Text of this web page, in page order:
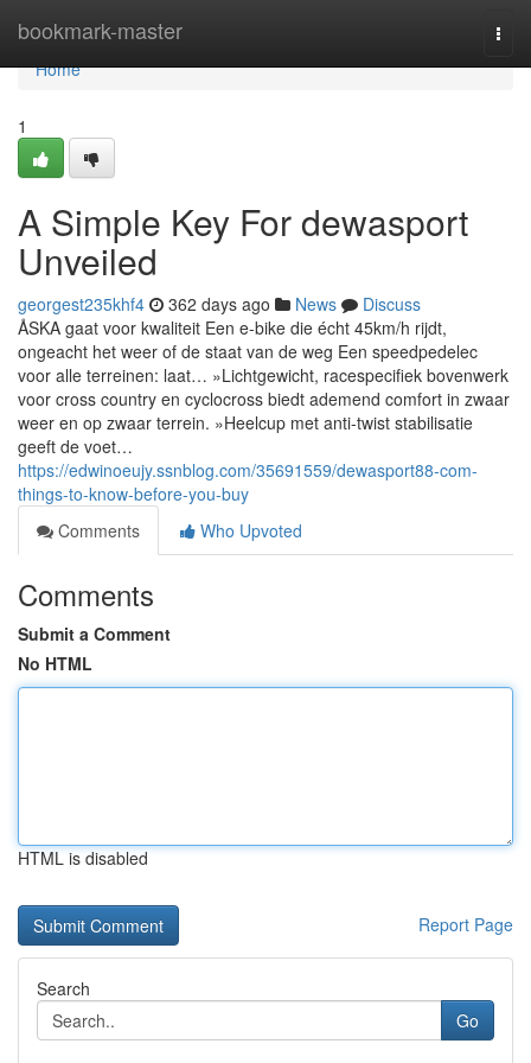
bookmark-master
Home
Home
1
A Simple Key For dewasport
Unveiled
georgest235khf4 362 days ago News
Discuss
ÅSKA gaat voor kwaliteit Een e-bike die écht 45km/h rijdt,
ongeacht het weer of de staat van de weg Een speedpedelec
voor alle terreinen: laat… »Lichtgewicht, racespecifiek bovenwerk
voor cross country en cyclocross biedt ademend comfort in zwaar
weer en op zwaar terrein. »Heelcup met anti-twist stabilisatie
geeft de voet…
https://edwinoeujy.ssnblog.com/35691559/dewasport88-com-
things-to-know-before-you-buy
Comments
Who Upvoted
Comments
Submit a Comment
No HTML
HTML is disabled
Report Page
Search
Go